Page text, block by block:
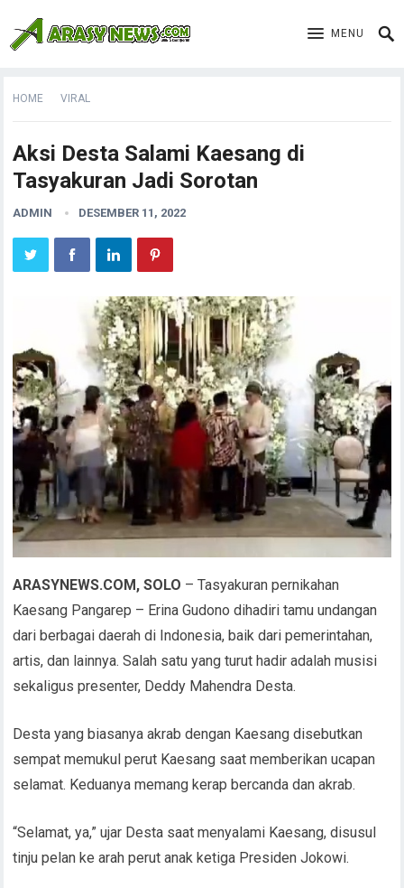
MENU
HOME VIRAL
Aksi Desta Salami Kaesang di
Tasyakuran Jadi Sorotan
ADMIN DESEMBER 11, 2022
ARASYNEWS.COM, SOLO – Tasyakuran pernikahan
Kaesang Pangarep – Erina Gudono dihadiri tamu undangan
dari berbagai daerah di Indonesia, baik dari pemerintahan,
artis, dan lainnya. Salah satu yang turut hadir adalah musisi
sekaligus presenter, Deddy Mahendra Desta.
Desta yang biasanya akrab dengan Kaesang disebutkan
sempat memukul perut Kaesang saat memberikan ucapan
selamat. Keduanya memang kerap bercanda dan akrab.
“Selamat, ya,” ujar Desta saat menyalami Kaesang, disusul
tinju pelan ke arah perut anak ketiga Presiden Jokowi.